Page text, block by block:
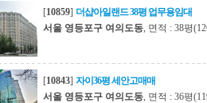
[10859] 더샵아일랜드 38평 업무용임대
서울 영등포구 여의도동, 면적 : 38평
[10843] 자이36평 세안고매매
서울 영등포구 여의도동, 면적 : 36평